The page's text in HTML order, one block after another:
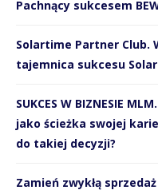
Pachnący sukcesem
Solartime Partner Club.
tajemnica sukcesu
SUKCES W BIZNESIE
jako ścieżka swojej
do takiej decyzji?
Zamień zwykłą